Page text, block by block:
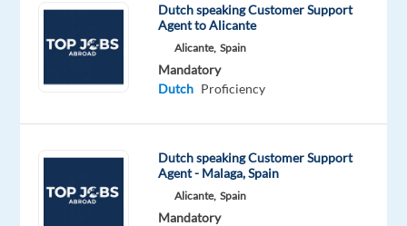
ter
op
de
van
Dutch speaking Customer Support
Agent to Alicante
Alicante, Spain
Mandatory
Dutch Proficiency
Dutch speaking Customer Support
Agent - Malaga, Spain
Alicante, Spain
Mandatory